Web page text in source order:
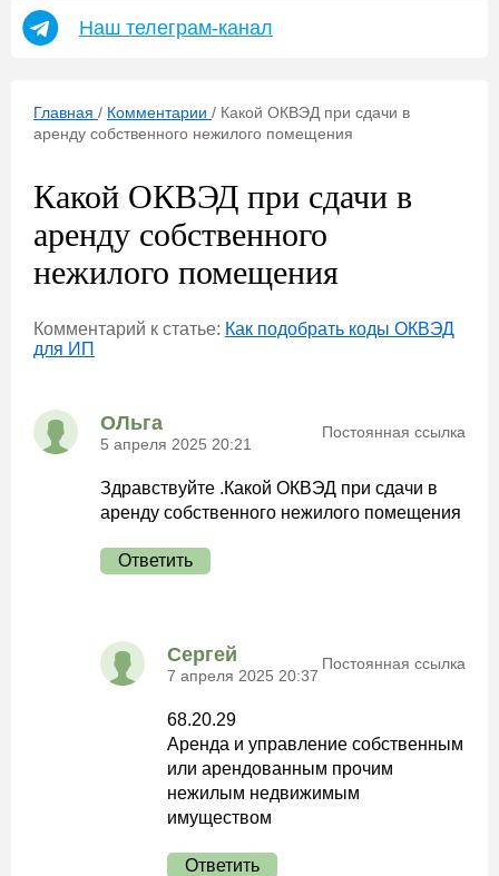
Наш телеграм-канал
Главная / Комментарии / Какой ОКВЭД при сдачи в
аренду собственного нежилого помещения
Какой ОКВЭД при сдачи в
аренду собственного
нежилого помещения
Комментарий к статье: Как подобрать коды ОКВЭД
для ИП
ОЛьга
5 апреля 2025 20:21
Постоянная ссылка
Здравствуйте .Какой ОКВЭД при сдачи в
аренду собственного нежилого помещения
Ответить
Сергей
7 апреля 2025 20:37
Постоянная ссылка
68.20.29
Аренда и управление собственным
или арендованным прочим
нежилым недвижимым
имуществом
Ответить